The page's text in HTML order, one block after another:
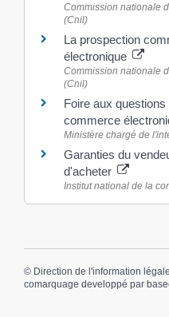
Commission nationale
(Cnil)
La prospection
électronique
Commission nationale
(Cnil)
Foire aux
commerce
Ministère chargé de
Garanties du
d'acheter
Institut national de la
© Direction de l'information
comarquage developpé par